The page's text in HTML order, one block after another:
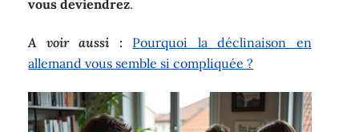
vous deviendrez.
A voir aussi :
Pourquoi la déclinaison en
allemand vous semble si compliquée ?